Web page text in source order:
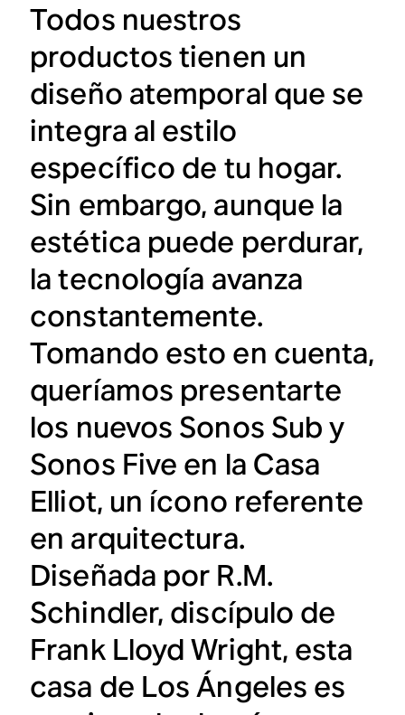
Todos nuestros
productos tienen un
diseño atemporal que se
integra al estilo
específico de tu hogar.
Sin embargo, aunque la
estética puede perdurar,
la tecnología avanza
constantemente.
Tomando esto en cuenta,
queríamos presentarte
los nuevos Sonos Sub y
Sonos Five en la Casa
Elliot, un ícono referente
en arquitectura.
Diseñada por R.M.
Schindler, discípulo de
Frank Lloyd Wright, esta
casa de Los Ángeles es